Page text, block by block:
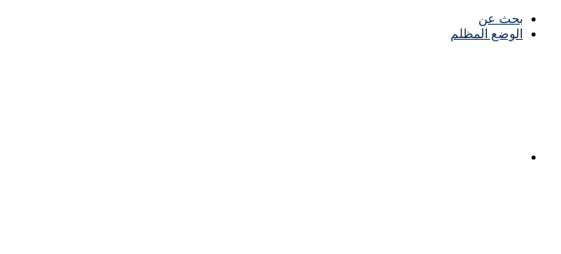
بحث عن
الوضع المظلم